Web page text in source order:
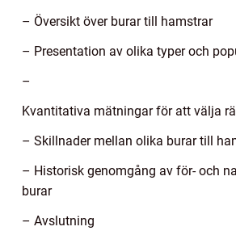
– Översikt över burar till hamstrar
– Presentation av olika typer och
–
Kvantitativa mätningar för att välja
– Skillnader mellan olika burar till
– Historisk genomgång av för- och
burar
– Avslutning